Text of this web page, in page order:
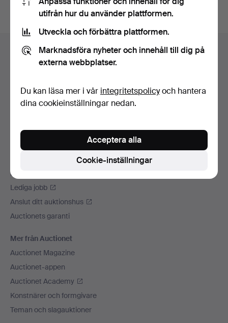
Sidfotsnavigation
Hjälp och kontakt
Kontakta support
Betalningsalternativ
Vi skickar med
Auctionet
Press
Lediga jobb
Anslut ditt auktionshus
Auctionets garanti
Mer från Auctionet
Auctionet Magazine
Auctionet-appen
Auctionet Academy
Konstnärer och formgivare
Teman och slagauktioner
utifrån hur du använder plattformen.
Utveckla och förbättra plattformen.
Marknadsföra nyheter och innehåll till dig på
externa webbplatser.
Du kan läsa mer i vår integritetspolicyoch hantera
dina cookieinställningar nedan.
Cookie-inställningar
Acceptera alla